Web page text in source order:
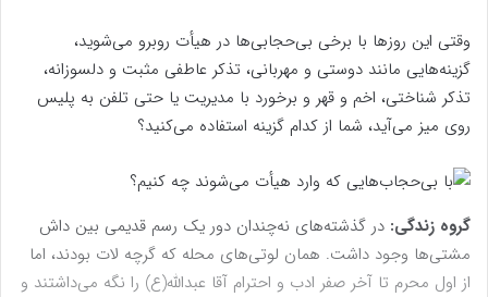
وقتی این روزها با برخی بی‌حجابی‌ها در هیأت روبرو می‌شوید،
گزینه‌هایی مانند دوستی و مهربانی، تذکر عاطفی مثبت و دلسوزانه،
تذکر شناختی، اخم و قهر و برخورد با مدیریت یا حتی تلفن به پلیس
روی میز می‌آید، شما از کدام گزینه استفاده می‌کنید؟
گروه زندگی: در گذشته‌های نه‌چندان دور یک رسم قدیمی بین داش
مشتی‌ها وجود داشت. همان لوتی‌های محله که گرچه لات بودند، اما
از اول محرم تا آخر صفر ادب و احترام آقا عبدالله(ع) را نگه می‌داشتند و